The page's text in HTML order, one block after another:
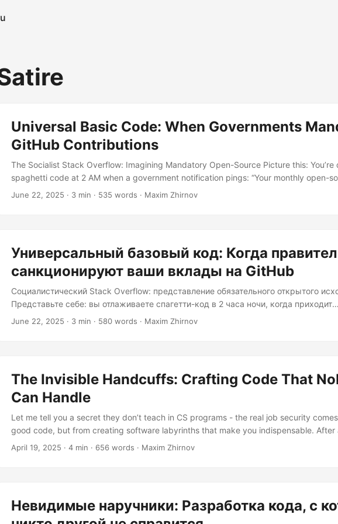
Universal Basic Code: When Governments
GitHub Contributions
The Socialist Stack Overflow: Imagining Mandatory Open-Source Picture this: You’re
spaghetti code at 2 AM when a government notification pings: “Your monthly open-
quota is due. Penalty: 0.5% tax increase per unmet pull request.” Welcome to
June 22, 2025 · 3 min · 535 words · Maxim Zhirnov
Универсальный базовый код: Когда
санкционируют ваши вклады на GitHub
Социалистический Stack Overflow: представление обязательного открытого
Представьте себе: вы отлаживаете спагетти-код в 2 часа ночи, когда приходит
правительственное уведомление: «Ваш ежемесячный лимит вклада в открытый
безвозмездно передавать код в публичные репозитории....
June 22, 2025 · 3 min · 580 words · Maxim Zhirnov
The Invisible Handcuffs: Crafting Code That
Can Handle
Let me tell you a secret they don’t teach in CS programs - the real job security
good code, but from creating software labyrinths that make you indispensable. After
watching colleagues get “rightsized” while I kept getting promotions, I’ve perfected
name your variables after Norse gods or potato varieties - but future maintainers
April 19, 2025 · 4 min · 656 words · Maxim Zhirnov
Невидимые наручники: Разработка кода, с